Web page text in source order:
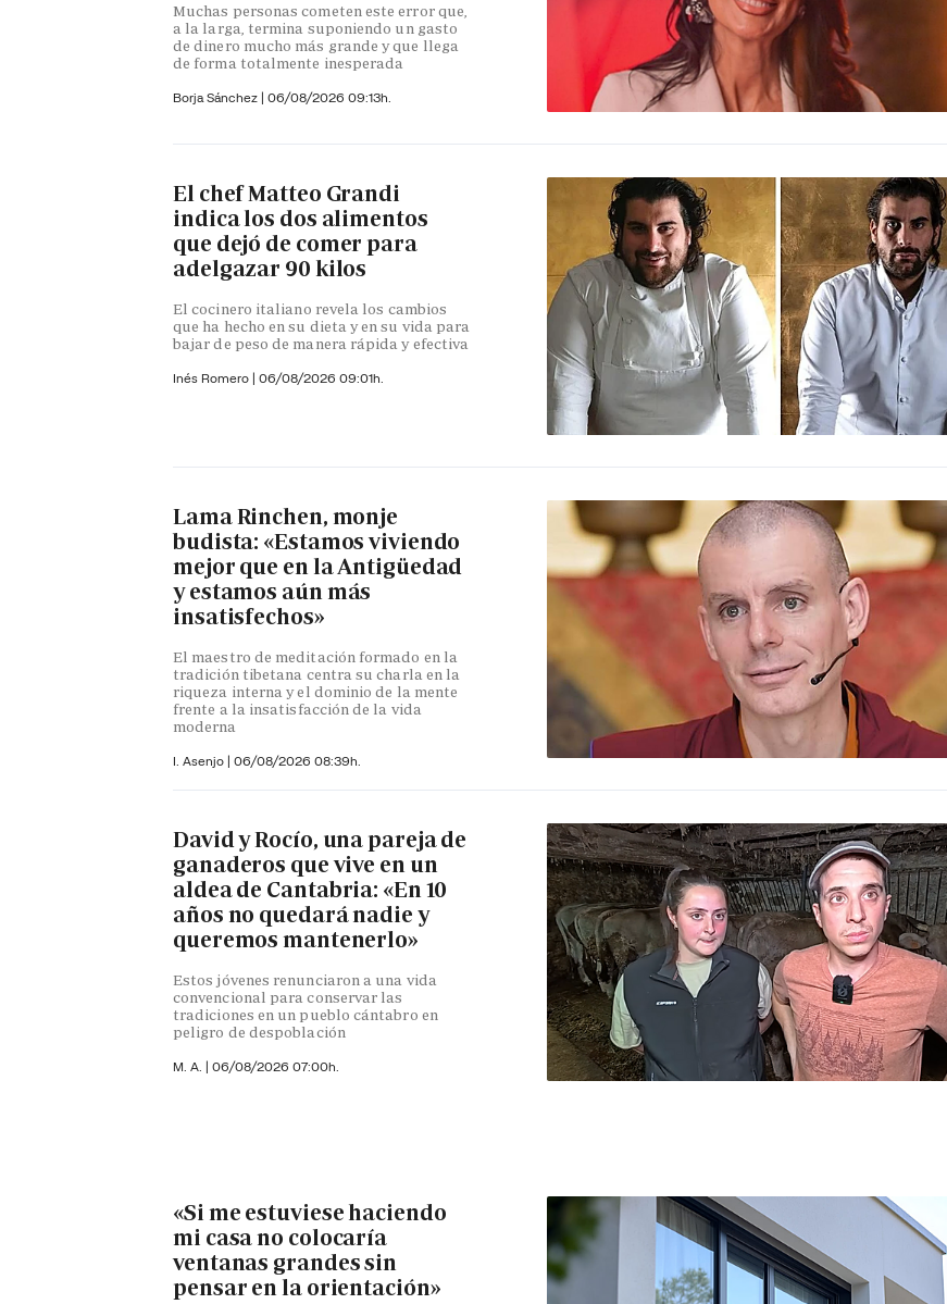
Muchas personas cometen este error que,
a la larga, termina suponiendo un gasto
de dinero mucho más grande y que llega
de forma totalmente inesperada
Borja Sánchez | 06/08/2026 09:13h.
El chef Matteo Grandi
indica los dos alimentos
que dejó de comer para
adelgazar 90 kilos
El cocinero italiano revela los cambios
que ha hecho en su dieta y en su vida para
bajar de peso de manera rápida y efectiva
Inés Romero | 06/08/2026 09:01h.
Lama Rinchen, monje
budista: «Estamos viviendo
mejor que en la Antigüedad
y estamos aún más
insatisfechos»
El maestro de meditación formado en la
tradición tibetana centra su charla en la
riqueza interna y el dominio de la mente
frente a la insatisfacción de la vida
moderna
I. Asenjo | 06/08/2026 08:39h.
David y Rocío, una pareja de
ganaderos que vive en un
aldea de Cantabria: «En 10
años no quedará nadie y
queremos mantenerlo»
Estos jóvenes renunciaron a una vida
convencional para conservar las
tradiciones en un pueblo cántabro en
peligro de despoblación
M. A. | 06/08/2026 07:00h.
«Si me estuviese haciendo
mi casa no colocaría
ventanas grandes sin
pensar en la orientación»